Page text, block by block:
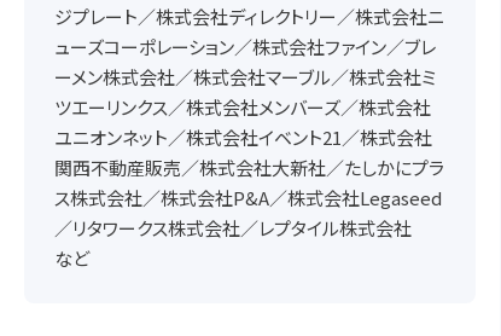
ジプレート／株式会社ディレクトリー／株式会社ニ
ューズコーポレーション／株式会社ファイン／ブレ
ーメン株式会社／株式会社マーブル／株式会社ミ
ツエーリンクス／株式会社メンバーズ／株式会社
ユニオンネット／株式会社イベント21／株式会社
関西不動産販売／株式会社大新社／たしかにプラ
ス株式会社／株式会社P&A／株式会社Legaseed
／リタワークス株式会社／レプタイル株式会社
など